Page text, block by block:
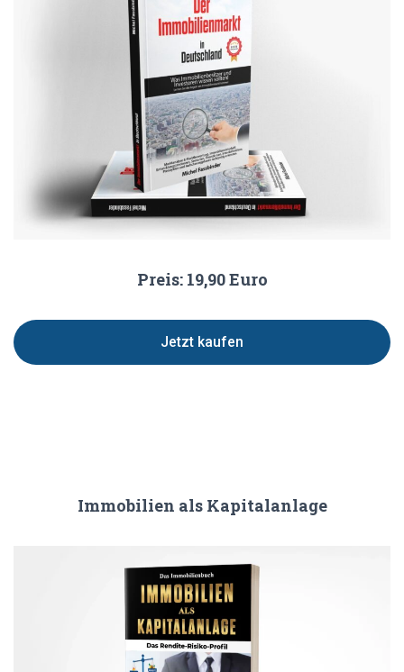
Preis: 19,90 Euro
Jetzt kaufen
Immobilien als Kapitalanlage